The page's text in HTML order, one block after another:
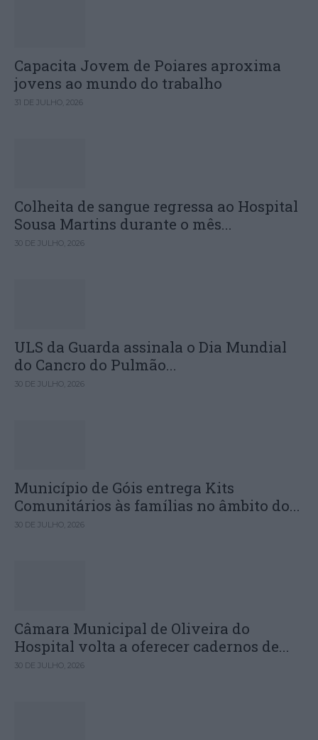
Capacita Jovem de Poiares aproxima
jovens ao mundo do trabalho
31 DE JULHO, 2026
Colheita de sangue regressa ao Hospital
Sousa Martins durante o mês...
30 DE JULHO, 2026
ULS da Guarda assinala o Dia Mundial
do Cancro do Pulmão...
30 DE JULHO, 2026
Município de Góis entrega Kits
Comunitários às famílias no âmbito do...
30 DE JULHO, 2026
Câmara Municipal de Oliveira do
Hospital volta a oferecer cadernos de...
30 DE JULHO, 2026